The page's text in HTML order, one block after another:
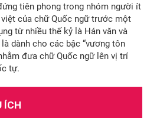
tiên phong trong nhóm người ít
của chữ Quốc ngữ trước một
từ nhiều thế kỷ là Hán văn và
dành cho các bậc “vương tôn
đưa chữ Quốc ngữ lên vị trí
tự.
ÍCH